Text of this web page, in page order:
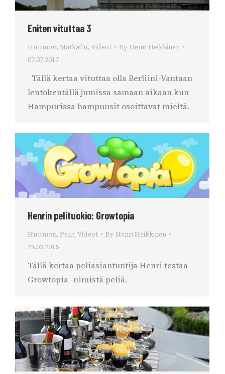
Eniten vituttaa 3
Huumori, Matkailu, Videot By Henri Heikkinen
07.07.2017
Tällä kertaa vituttaa olla Berliini-Vantaan
lentokentällä jumissa samaan aikaan kun
Hampurissa hampuusit osoittavat mieltä.
Henrin pelituokio: Growtopia
Huumori, Pelit, Videot By Henri Heikkinen
28.03.2015
Tällä kertaa peliasiantuntija Henri testaa
Growtopia -nimistä peliä.